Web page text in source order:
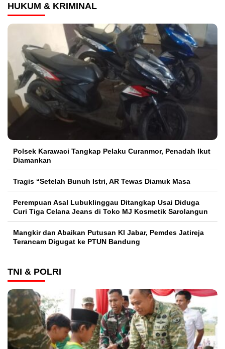
HUKUM & KRIMINAL
Polsek Karawaci Tangkap Pelaku Curanmor, Penadah Ikut
Diamankan
Tragis “Setelah Bunuh Istri, AR Tewas Diamuk Masa
Perempuan Asal Lubuklinggau Ditangkap Usai Diduga
Curi Tiga Celana Jeans di Toko MJ Kosmetik Sarolangun
Mangkir dan Abaikan Putusan KI Jabar, Pemdes Jatireja
Terancam Digugat ke PTUN Bandung
TNI & POLRI